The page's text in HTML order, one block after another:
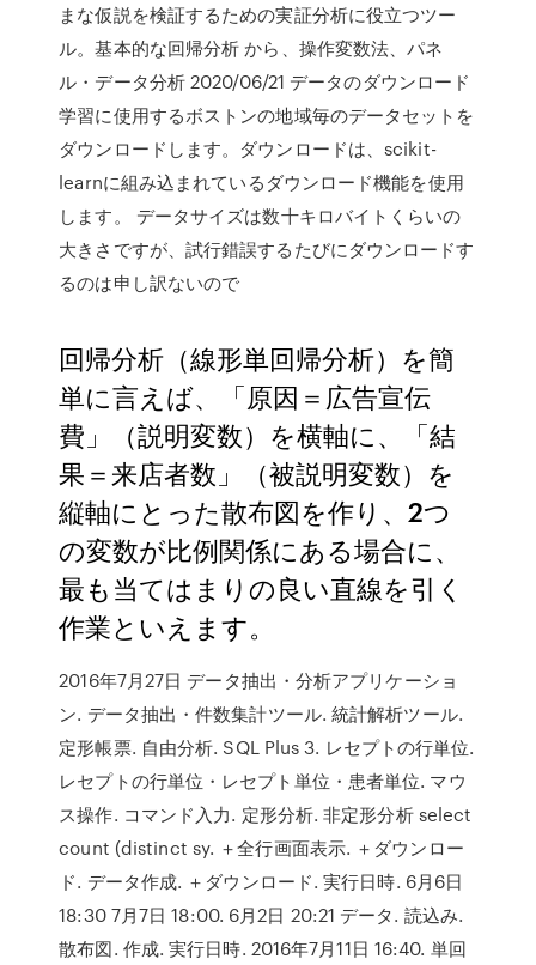
まな仮説を検証するための実証分析に役立つツー
ル。基本的な回帰分析 から、操作変数法、パネ
ル・データ分析 2020/06/21 データのダウンロード
学習に使用するボストンの地域毎のデータセットを
ダウンロードします。ダウンロードは、scikit-
learnに組み込まれているダウンロード機能を使用
します。 データサイズは数十キロバイトくらいの
大きさですが、試行錯誤するたびにダウンロードす
るのは申し訳ないので
回帰分析（線形単回帰分析）を簡
単に言えば、「原因＝広告宣伝
費」（説明変数）を横軸に、「結
果＝来店者数」（被説明変数）を
縦軸にとった散布図を作り、2つ
の変数が比例関係にある場合に、
最も当てはまりの良い直線を引く
作業といえます。
2016年7月27日 データ抽出・分析アプリケーショ
ン. データ抽出・件数集計ツール. 統計解析ツール.
定形帳票. 自由分析. SQL Plus 3. レセプトの行単位.
レセプトの行単位・レセプト単位・患者単位. マウ
ス操作. コマンド入力. 定形分析. 非定形分析 select
count (distinct sy. ＋全行画面表示. ＋ダウンロー
ド. データ作成. ＋ダウンロード. 実行日時. 6月6日
18:30 7月7日 18:00. 6月2日 20:21 データ. 読込み.
散布図. 作成. 実行日時. 2016年7月11日 16:40. 単回